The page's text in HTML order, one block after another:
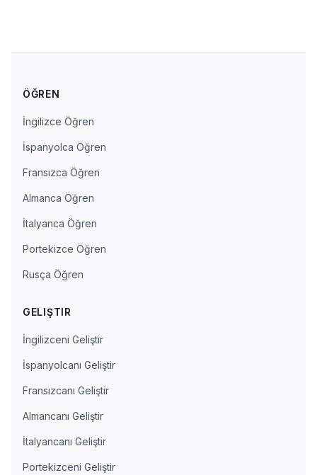
ÖĞREN
İngilizce Öğren
İspanyolca Öğren
Fransızca Öğren
Almanca Öğren
İtalyanca Öğren
Portekizce Öğren
Rusça Öğren
GELIŞTIR
İngilizceni Geliştir
İspanyolcanı Geliştir
Fransızcanı Geliştir
Almancanı Geliştir
İtalyancanı Geliştir
Portekizceni Geliştir